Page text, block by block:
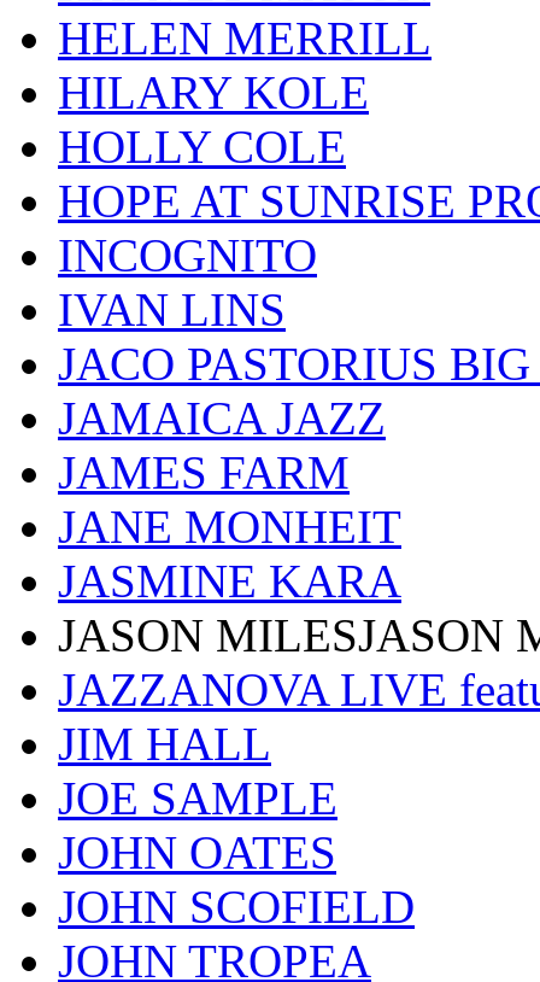
HELEN MERRILL
HILARY KOLE
HOLLY COLE
HOPE AT SUNRISE
INCOGNITO
IVAN LINS
JACO PASTORIUS
JAMAICA JAZZ
JAMES FARM
JANE MONHEIT
JASMINE KARA
JASON MILESJASON
JAZZANOVA LIVE
JIM HALL
JOE SAMPLE
JOHN OATES
JOHN SCOFIELD
JOHN TROPEA